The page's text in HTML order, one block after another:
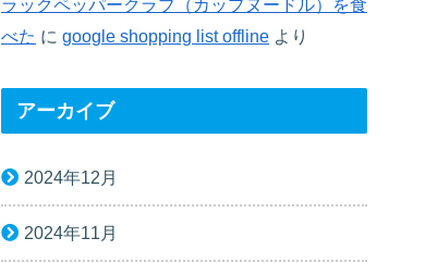
ラックペッパークラブ（カップヌードル）を食
べた に google shopping list offline より
アーカイブ
2024年12月
2024年11月